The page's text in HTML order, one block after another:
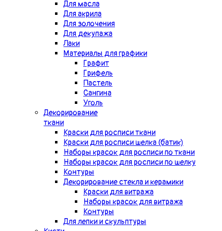
Для масла
Для акрила
Для золочения
Для декупажа
Лаки
Материалы для графики
Графит
Грифель
Пастель
Сангина
Уголь
Декорирование
ткани
Краски для росписи ткани
Краски для росписи шелка (батик)
Наборы красок для росписи по ткани
Наборы красок для росписи по шелку
Контуры
Декорирование стекла и керамики
Краски для витража
Наборы красок для витража
Контуры
Для лепки и скульптуры